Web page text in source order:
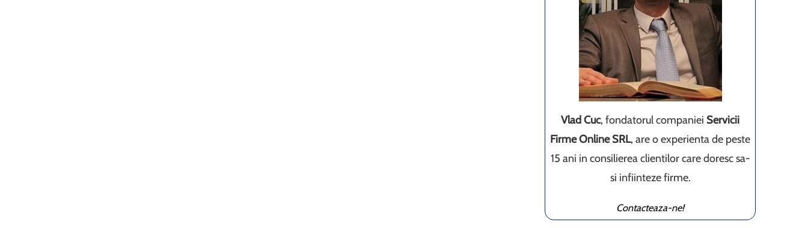
Vlad Cuc, fondatorul companiei Servicii
Firme Online SRL, are o experienta de peste
15 ani in consilierea clientilor care doresc sa-
si infiinteze firme.
Contacteaza-ne!